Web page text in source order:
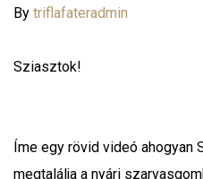
By triflafateradmin
Sziasztok!
Íme egy rövid videó ahogyan
megtalálja a nyári